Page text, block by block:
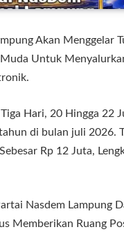
Akan Menggelar
Untuk
Hari, 20 Hingga 22
di bulan juli 2026.
Rp 12 Juta,
Nasdem Lampung
Memberikan Ruang